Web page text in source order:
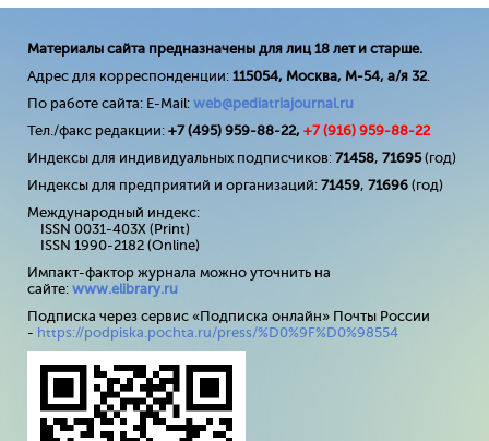
Материалы сайта предназначены для лиц 18 лет и старше.
Адрес для корреспонденции: 115054, Москва, М-54, а/я 32.
По работе сайта: E-Mail: web@pediatriajournal.ru
Тел./факс редакции: +7 (495) 959-88-22, +7 (916) 959-88-22
Индексы для индивидуальных подписчиков: 71458, 71695(год)
Индексы для предприятий и организаций: 71459, 71696 (год)
Международный индекс:
ISSN 0031-403X (Print)
ISSN 1990-2182 (Online)
Импакт-фактор журнала можно уточнить на
сайте: www.elibrary.ru
Подписка через сервис «Подписка онлайн» Почты России
- https://podpiska.pochta.ru/press/%D0%9F%D0%98554